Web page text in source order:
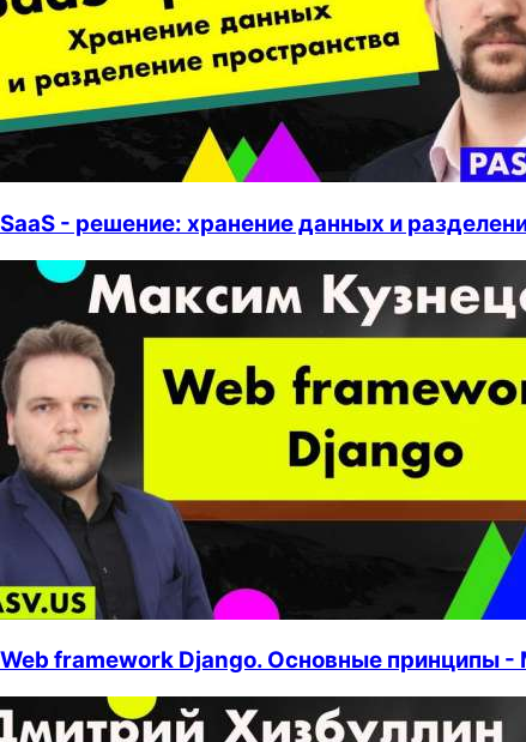
SaaS - решение: хранение данных и
Web framework Django. Основные принципы -